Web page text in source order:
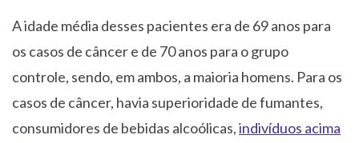
A idade média desses pacientes era de 69 anos para
os casos de câncer e de 70 anos para o grupo
controle, sendo, em ambos, a maioria homens. Para os
casos de câncer, havia superioridade de fumantes,
consumidores de bebidas alcoólicas,indivíduos acima